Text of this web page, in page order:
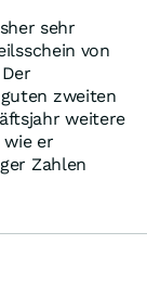
sehr
von
zweiten
weitere
er
Zahlen